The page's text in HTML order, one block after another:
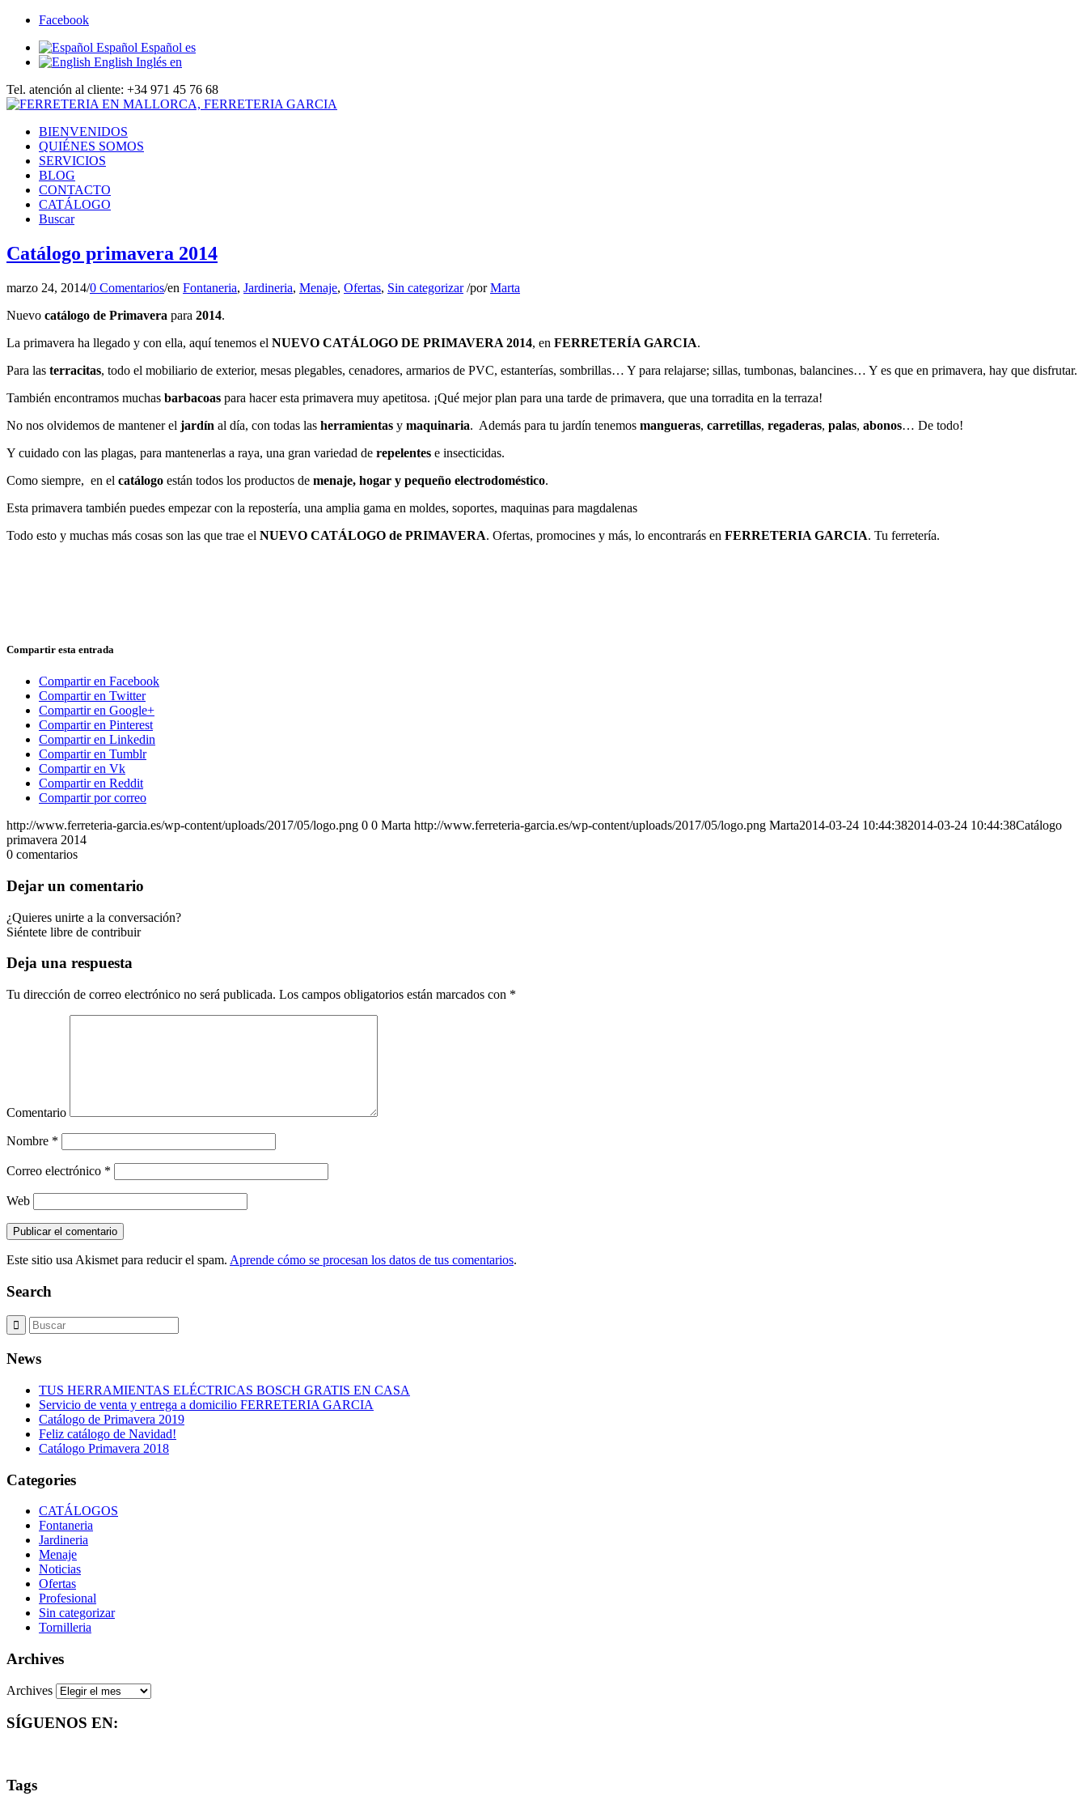
Facebook
Español Español es
English Inglés en
Tel. atención al cliente: +34 971 45 76 68
BIENVENIDOS
QUIÉNES SOMOS
SERVICIOS
BLOG
CONTACTO
CATÁLOGO
Buscar
Catálogo primavera 2014
marzo 24, 2014/0 Comentarios/en Fontaneria, Jardineria, Menaje, Ofertas, Sin categorizar /porMarta
Nuevo catálogo de Primavera para 2014.
La primavera ha llegado y con ella, aquí tenemos el NUEVO CATÁLOGO DE PRIMAVERA 2014, en FERRETERÍA GARCIA.
Para las terracitas, todo el mobiliario de exterior, mesas plegables, cenadores, armarios de PVC, estanterías, sombrillas… Y para relajarse; sillas, tumbonas, balancines… Y es que en primavera, hay que disfrutar.
También encontramos muchas barbacoas para hacer esta primavera muy apetitosa. ¡Qué mejor plan para una tarde de primavera, que una torradita en la terraza!
No nos olvidemos de mantener el jardín al día, con todas las herramientas y maquinaria. Además para tu jardín tenemos mangueras, carretillas, regaderas, palas, abonos… De todo!
Y cuidado con las plagas, para mantenerlas a raya, una gran variedad de repelentes e insecticidas.
Como siempre, en el catálogo están todos los productos de menaje, hogar y pequeño electrodoméstico.
Esta primavera también puedes empezar con la repostería, una amplia gama en moldes, soportes, maquinas para magdalenas
Todo esto y muchas más cosas son las que trae el NUEVO CATÁLOGO de PRIMAVERA. Ofertas, promocines y más, lo encontrarás en FERRETERIA GARCIA. Tu ferretería.
Compartir esta entrada
Compartir en Facebook
Compartir en Twitter
Compartir en Google+
Compartir en Pinterest
Compartir en Linkedin
Compartir en Tumblr
Compartir en Vk
Compartir en Reddit
Compartir por correo
http://www.ferreteria-garcia.es/wp-content/uploads/2017/05/logo.png 0 0 Marta http://www.ferreteria-garcia.es/wp-content/uploads/2017/05/logo.png Marta2014-03-24 10:44:382014-03-24 10:44:38Catálogo
primavera 2014
0 comentarios
Dejar un comentario
¿Quieres unirte a la conversación?
Siéntete libre de contribuir
Deja una respuesta
Tu dirección de correo electrónico no será publicada. Los campos obligatorios están marcados con *
Comentario
Nombre *
Correo electrónico *
Web
Este sitio usa Akismet para reducir el spam. Aprende cómo se procesan los datos de tus comentarios.
Search
News
TUS HERRAMIENTAS ELÉCTRICAS BOSCH GRATIS EN CASA
Servicio de venta y entrega a domicilio FERRETERIA GARCIA
Catálogo de Primavera 2019
Feliz catálogo de Navidad!
Catálogo Primavera 2018
Categories
CATÁLOGOS
Fontaneria
Jardineria
Menaje
Noticias
Ofertas
Profesional
Sin categorizar
Tornilleria
Archives
Archives
SÍGUENOS EN:
Tags